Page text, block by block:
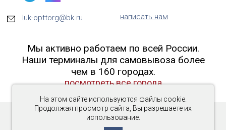
На этом сайте используются файлы cookie.
Продолжая просмотр сайта, Вы разрешаете их
использование.
luk-opttorg@bk.ru написать нам
Мы активно работаем по всей России.
Наши терминалы для самовывоза более
чем в 160 городах.
посмотреть все города